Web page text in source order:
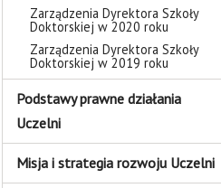
Zarządzenia Dyrektora Szkoły
Doktorskiej w 2020 roku
Zarządzenia Dyrektora Szkoły
Doktorskiej w 2019 roku
Podstawy prawne działania
Uczelni
Misja i strategia rozwoju Uczelni